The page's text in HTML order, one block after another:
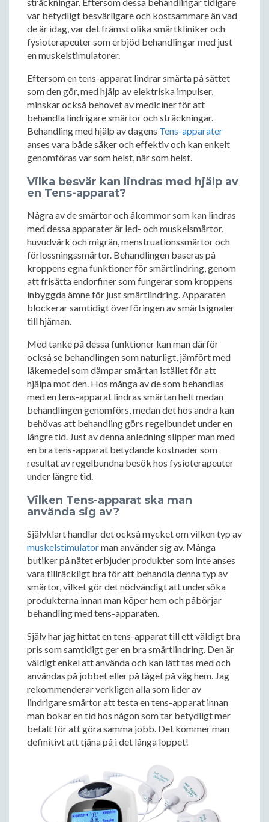
var betydligt besvärligare och kostsammare än vad
de är idag, var det främst olika smärtkliniker och
fysioterapeuter som erbjöd behandlingar med just
en muskelstimulatorer.
Eftersom en tens-apparat lindrar smärta på sättet
som den gör, med hjälp av elektriska impulser,
minskar också behovet av mediciner för att
behandla lindrigare smärtor och sträckningar.
Behandling med hjälp av dagens Tens-apparater
anses vara både säker och effektiv och kan enkelt
genomföras var som helst, när som helst.
Vilka besvär kan lindras med hjälp av
en Tens-apparat?
Några av de smärtor och åkommor som kan lindras
med dessa apparater är led- och muskelsmärtor,
huvudvärk och migrän, menstruationssmärtor och
förlossningssmärtor. Behandlingen baseras på
kroppens egna funktioner för smärtlindring, genom
att frisätta endorfiner som fungerar som kroppens
inbyggda ämne för just smärtlindring. Apparaten
blockerar samtidigt överföringen av smärtsignaler
till hjärnan.
Med tanke på dessa funktioner kan man därför
också se behandlingen som naturligt, jämfört med
läkemedel som dämpar smärtan istället för att
hjälpa mot den. Hos många av de som behandlas
med en tens-apparat lindras smärtan helt medan
behandlingen genomförs, medan det hos andra kan
behövas att behandling görs regelbundet under en
längre tid. Just av denna anledning slipper man med
en bra tens-apparat betydande kostnader som
resultat av regelbundna besök hos fysioterapeuter
under längre tid.
Vilken Tens-apparat ska man
använda sig av?
Självklart handlar det också mycket om vilken typ av
muskelstimulatorman använder sig av. Många
butiker på nätet erbjuder produkter som inte anses
vara tillräckligt bra för att behandla denna typ av
smärtor, vilket gör det nödvändigt att undersöka
produkterna innan man köper hem och påbörjar
behandling med tens-apparaten.
Själv har jag hittat en tens-apparat till ett väldigt bra
pris som samtidigt ger en bra smärtlindring. Den är
väldigt enkel att använda och kan lätt tas med och
användas på jobbet eller på tåget på väg hem. Jag
rekommenderar verkligen alla som lider av
lindrigare smärtor att testa en tens-apparat innan
man bokar en tid hos någon som tar betydligt mer
betalt för att göra samma jobb. Det kommer man
definitivt att tjäna på i det långa loppet!